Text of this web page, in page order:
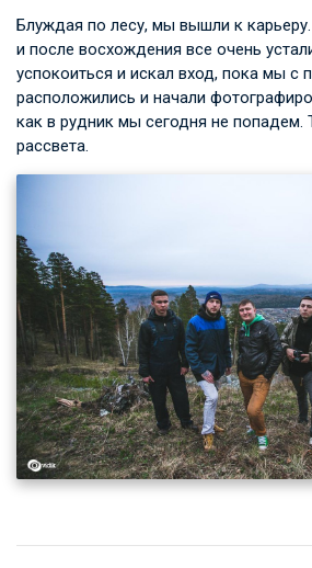
Блуждая по лесу, мы вышли к
и после восхождения все очень
успокоиться и искал вход, пока мы с
расположились и начали
как в рудник мы сегодня не попадем.
рассвета.